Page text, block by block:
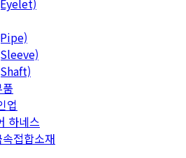
업
하네스
접합소재